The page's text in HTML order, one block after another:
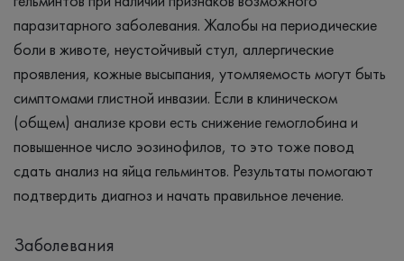
паразитарного заболевания. Жалобы на периодические
боли в животе, неустойчивый стул, аллергические
проявления, кожные высыпания, утомляемость могут быть
симптомами глистной инвазии. Если в клиническом
(общем) анализе крови есть снижение гемоглобина и
повышенное число эозинофилов, то это тоже повод
сдать анализ на яйца гельминтов. Результаты помогают
подтвердить диагноз и начать правильное лечение.
Заболевания